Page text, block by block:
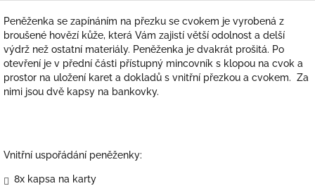
Peněženka se zapínáním na přezku se cvokem je vyrobená z
broušené hovězí kůže, která Vám zajistí větší odolnost a delší
výdrž než ostatní materiály. Peněženka je dvakrát prošitá. Po
otevření je v přední části přístupný mincovník s klopou na cvok a
prostor na uložení karet a dokladů s vnitřní přezkou a cvokem. Za
nimi jsou dvě kapsy na bankovky.
Vnitřní uspořádání peněženky:
8x kapsa na karty